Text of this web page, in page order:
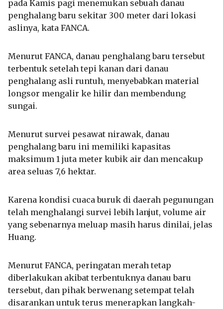
pada Kamis pagi menemukan sebuah danau
penghalang baru sekitar 300 meter dari lokasi
aslinya, kata FANCA.
Menurut FANCA, danau penghalang baru tersebut
terbentuk setelah tepi kanan dari danau
penghalang asli runtuh, menyebabkan material
longsor mengalir ke hilir dan membendung
sungai.
Menurut survei pesawat nirawak, danau
penghalang baru ini memiliki kapasitas
maksimum 1 juta meter kubik air dan mencakup
area seluas 7,6 hektar.
Karena kondisi cuaca buruk di daerah pegunungan
telah menghalangi survei lebih lanjut, volume air
yang sebenarnya meluap masih harus dinilai, jelas
Huang.
Menurut FANCA, peringatan merah tetap
diberlakukan akibat terbentuknya danau baru
tersebut, dan pihak berwenang setempat telah
disarankan untuk terus menerapkan langkah-